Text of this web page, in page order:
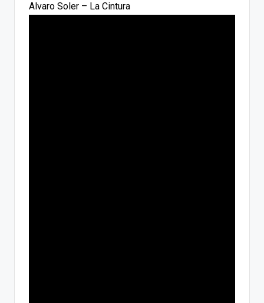
Alvaro Soler – La Cintura